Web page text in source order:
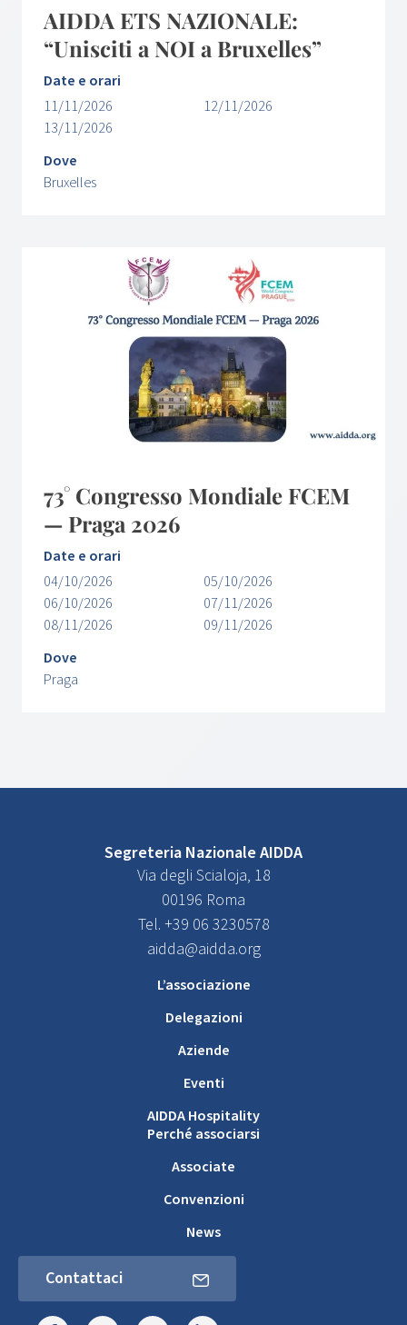
AIDDA ETS NAZIONALE:
“Unisciti a NOI a Bruxelles”
Date e orari
11/11/2026
12/11/2026
13/11/2026
Dove
Bruxelles
73° Congresso Mondiale FCEM
— Praga 2026
Date e orari
04/10/2026
05/10/2026
06/10/2026
07/11/2026
08/11/2026
09/11/2026
Dove
Praga
Segreteria Nazionale AIDDA
Via degli Scialoja, 18
00196 Roma
Tel. +39 06 3230578
aidda@aidda.org
L’associazione
Delegazioni
Aziende
Eventi
AIDDA Hospitality
Perché associarsi
Associate
Convenzioni
News
Contattaci